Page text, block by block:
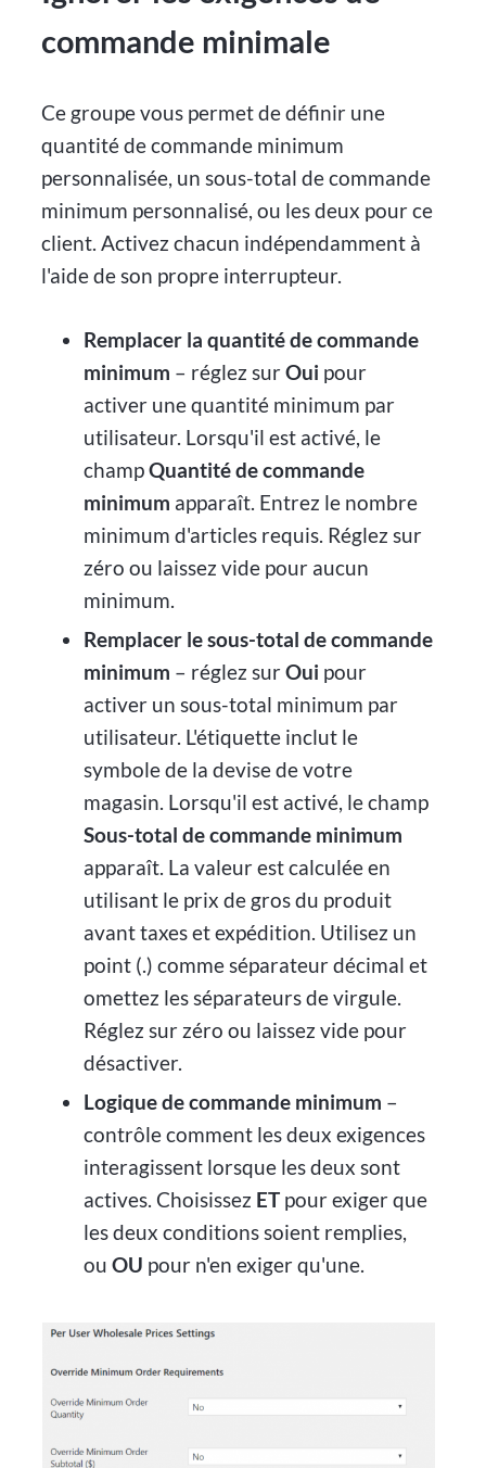
commande minimale
Ce groupe vous permet de définir une
quantité de commande minimum
personnalisée, un sous-total de commande
minimum personnalisé, ou les deux pour ce
client. Activez chacun indépendamment à
l'aide de son propre interrupteur.
Remplacer la quantité de commande
minimum – réglez surOui pour
activer une quantité minimum par
utilisateur. Lorsqu'il est activé, le
champQuantité de commande
minimum apparaît. Entrez le nombre
minimum d'articles requis. Réglez sur
zéro ou laissez vide pour aucun
minimum.
Remplacer le sous-total de commande
minimum – réglez surOui pour
activer un sous-total minimum par
utilisateur. L'étiquette inclut le
symbole de la devise de votre
magasin. Lorsqu'il est activé, le champ
Sous-total de commande minimum
apparaît. La valeur est calculée en
utilisant le prix de gros du produit
avant taxes et expédition. Utilisez un
point (.) comme séparateur décimal et
omettez les séparateurs de virgule.
Réglez sur zéro ou laissez vide pour
désactiver.
Logique de commande minimum –
contrôle comment les deux exigences
interagissent lorsque les deux sont
actives. Choisissez ETpour exiger que
les deux conditions soient remplies,
ou OU pour n'en exiger qu'une.